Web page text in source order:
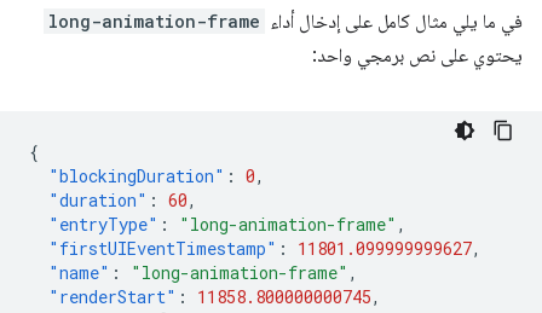
في ما يلي مثال كامل على إدخال أداء long-animation-frame
يحتوي على نص برمجي واحد:
{
"blockingDuration" : 0,
"duration" : 60,
"entryType" : "long-animation-frame" ,
"firstUIEventTimestamp" : 11801.099999999627,
"name" : "long-animation-frame" ,
"renderStart" : 11858.800000000745,